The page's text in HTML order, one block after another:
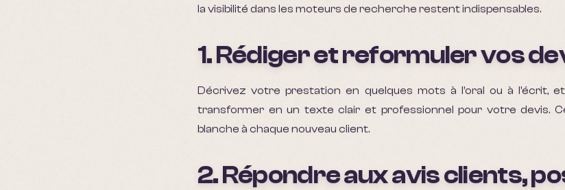
la visibilité dans les moteurs de recherche restent indispensables.
1. Rédiger et reformuler vos
Décrivez votre prestation en quelques mots à l'oral ou à l'écrit,
transformer en un texte clair et professionnel pour votre devis.
blanche à chaque nouveau client.
2. Répondre aux avis clients,